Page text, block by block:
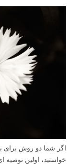
اگر شما دو روش برای
خواستید، اولین